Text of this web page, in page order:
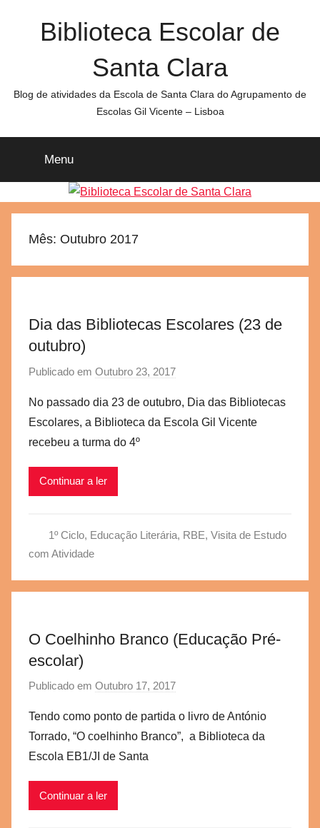
Biblioteca Escolar de
Santa Clara
Blog de atividades da Escola de Santa Clara do Agrupamento de
Escolas Gil Vicente – Lisboa
Menu
Mês: Outubro 2017
Dia das Bibliotecas Escolares (23 de
outubro)
Publicado em Outubro 23, 2017
r
a
c
No passado dia 23 de outubro, Dia das Bibliotecas
Escolares, a Biblioteca da Escola Gil Vicente
recebeu a turma do 4º
Continuar a ler
1º Ciclo, Educação Literária, RBE, Visita de Estudo
com Atividade
O Coelhinho Branco (Educação Pré-
escolar)
Publicado em Outubro 17, 2017
a
Tendo como ponto de partida o livro de António
Torrado, “O coelhinho Branco”, a Biblioteca da
Escola EB1/JI de Santa
Continuar a ler